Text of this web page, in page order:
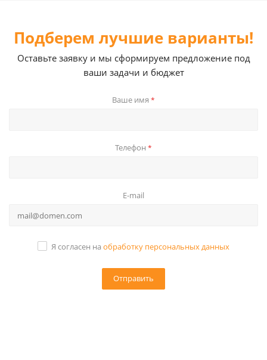
Подберем лучшие варианты!
Оставьте заявку и мы сформируем предложение под
ваши задачи и бюджет
Ваше имя *
Телефон *
E-mail
Я согласен на обработку персональных данных